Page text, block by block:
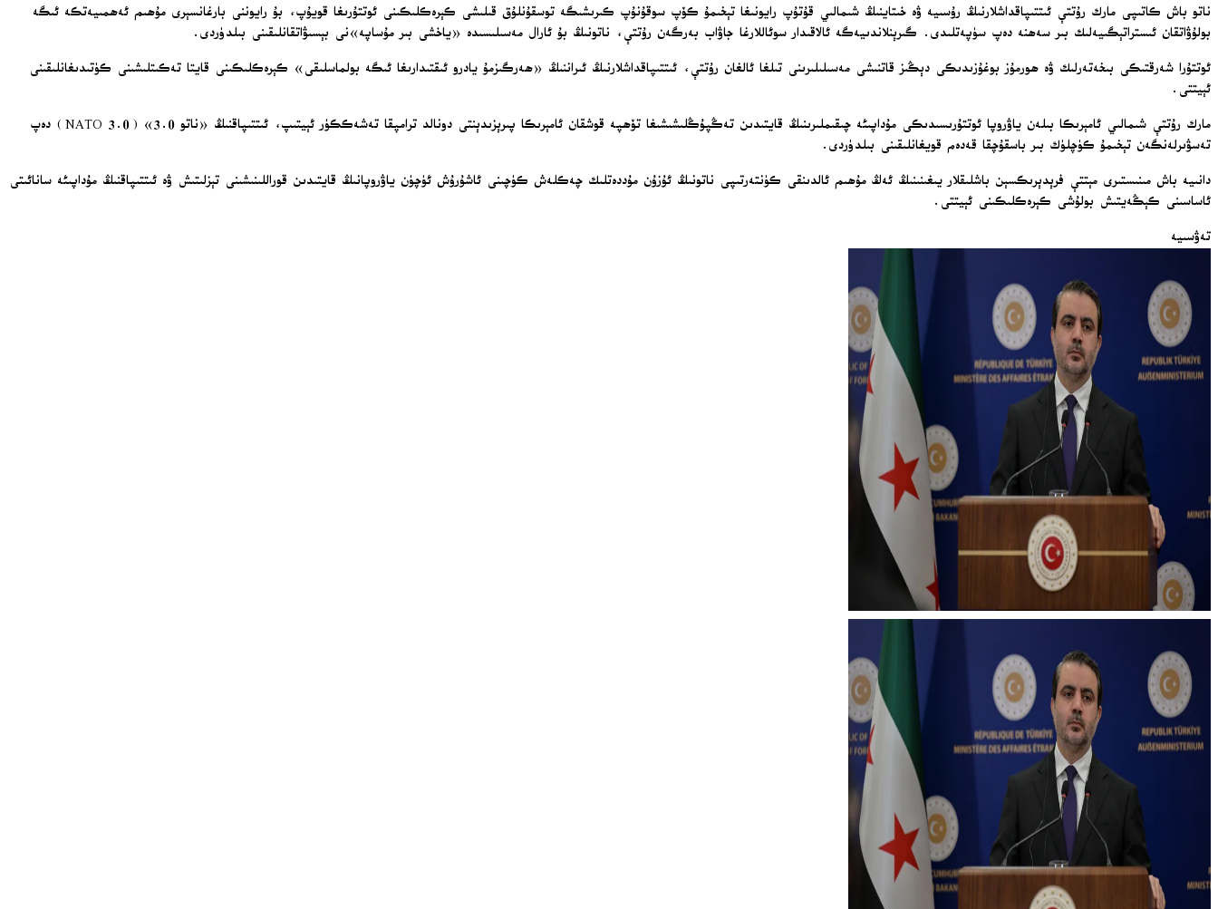
ناتو باش كاتىپى مارك رۇتتې ئىتتىپاقداشلارنىڭ رۇسىيە ۋە خىتاينىڭ شىمالىي قۇتۇپ رايونىغا تېخىمۇ كۆپ سوقۇنۇپ كىرىشىگە توسقۇنلۇق قىلىشى كېرەكلىكىنى ئوتتۇرىغا قويۇپ، بۇ رايوننى بارغانسېرى مۇھىم ئەھمىيەتكە ئىگە
بولۇۋاتقان ئىستراتېگىيەلىك بىر سەھنە دەپ سۈپەتلىدى. گىرېنلاندىيەگە ئالاقىدار سوئاللارغا جاۋاب بەرگەن رۇتتې، ناتونىڭ بۇ ئارال مەسىلىسىدە «ياخشى بىر مۇساپە»نى بېسىۋاتقانلىقىنى بىلدۈردى.
ئوتتۇرا شەرقتىكى بىخەتەرلىك ۋە ھورمۇز بوغۇزىدىكى دېڭىز قاتنىشى مەسىلىلىرىنى تىلغا ئالغان رۇتتې، ئىتتىپاقداشلارنىڭ ئىراننىڭ «ھەرگىزمۇ يادرو ئىقتىدارىغا ئىگە بولماسلىقى» كېرەكلىكىنى قايتا تەكىتلىشىنى كۈتىدىغانلىقىنى
ئېيتتى.
مارك رۇتتې شىمالىي ئامېرىكا بىلەن ياۋروپا ئوتتۇرىسىدىكى مۇداپىئە چىقىملىرىنىڭ قايتىدىن تەڭپۇڭلىشىشىغا تۆھپە قوشقان ئامېرىكا پىرېزىدېنتى دونالد ترامپقا تەشەككۈر ئېيتىپ، ئىتتىپاقنىڭ «ناتو 3.0» (NATO 3.0) دەپ
تەسۋىرلەنگەن تېخىمۇ كۈچلۈك بىر باسقۇچقا قەدەم قويغانلىقىنى بىلدۈردى.
دانىيە باش مىنىستىرى مېتتې فرېدېرىكسېن باشلىقلار يىغىنىنىڭ ئەڭ مۇھىم ئالدىنقى كۈنتەرتىپى ناتونىڭ ئۇزۇن مۇددەتلىك چەكلەش كۈچىنى ئاشۇرۇش ئۈچۈن ياۋروپانىڭ قايتىدىن قوراللىنىشىنى تېزلىتىش ۋە ئىتتىپاقنىڭ مۇداپىئە سانائىتى
ئاساسىنى كېڭەيتىش بولۇشى كېرەكلىكىنى ئېيتتى.
تەۋسىيە